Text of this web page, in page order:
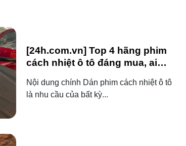
[24h.com.vn] Top 4 hãng phim
cách nhiệt ô tô đáng mua, ai
Nội dung chính Dán phim cách nhiệt ô tô
là nhu cầu của bất kỳ...